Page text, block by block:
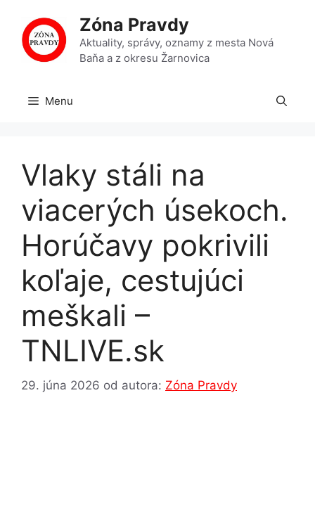
obsah
Zóna Pravdy
Aktuality, správy, oznamy z mesta Nová
Baňa a z okresu Žarnovica
Menu
Vlaky stáli na
viacerých úsekoch.
Horúčavy pokrivili
koľaje, cestujúci
meškali –
TNLIVE.sk
29. júna 2026 od autora: Zóna Pravdy